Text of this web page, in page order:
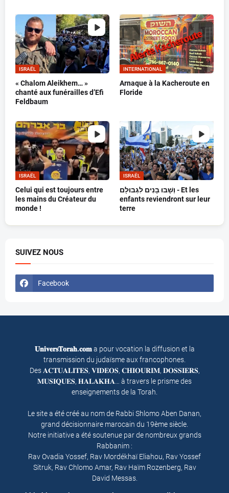
ISRAËL
« Chalom Aleikhem… »
chanté aux funérailles d’Efi
Feldbaum
INTERNATIONAL
Arnaque à la Kacheroute en
Floride
ISRAËL
Celui qui est toujours entre
les mains du Créateur du
monde !
ISRAËL
וְשָׁבוּ בָנִים לִגְבוּלָם - Et les
enfants reviendront sur leur
terre
SUIVEZ NOUS
Facebook
𝐔𝐧𝐢𝐯𝐞𝐫𝐬𝐓𝐨𝐫𝐚𝐡.𝐜𝐨𝐦a pour vocation la diffusion et la
transmission du judaïsme aux francophones.
Des 𝐀𝐂𝐓𝐔𝐀𝐋𝐈𝐓𝐄𝐒, 𝐕𝐈𝐃𝐄𝐎𝐒, 𝐂𝐇𝐈𝐎𝐔𝐑𝐈𝐌, 𝐃𝐎𝐒𝐒𝐈𝐄𝐑𝐒,
𝐌𝐔𝐒𝐈𝐐𝐔𝐄𝐒, 𝐇𝐀𝐋𝐀𝐊𝐇𝐀… à travers le prisme des
enseignements de la Torah.
Le site a été créé au nom de Rabbi Shlomo Aben Danan,
grand décisionnaire marocain du 19ème siècle.
Notre initiative a été soutenue par de nombreux grands
Rabbanim :
Rav Ovadia Yossef, Rav Mordékhaï Eliahou, Rav Yossef
Sitruk, Rav Chlomo Amar, Rav Haïm Rozenberg, Rav
David Messas.